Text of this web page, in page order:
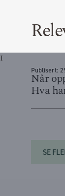
Publisert:
Når
Hva
SE
I